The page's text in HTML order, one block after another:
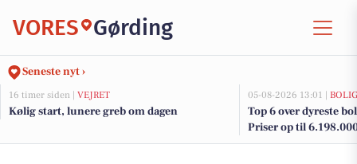
VORES Gørding
Seneste nyt ›
16 timer siden | VEJRET
Kølig start, lunere greb om dagen
05-08-2026 13:01 |
Top 6 over dyreste
Priser op til